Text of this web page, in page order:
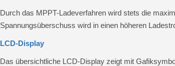
Durch das MPPT-Ladeverfahren wird stets die
Spannungsüberschuss wird in einen höheren
LCD-Display
Das übersichtliche LCD-Display zeigt mit